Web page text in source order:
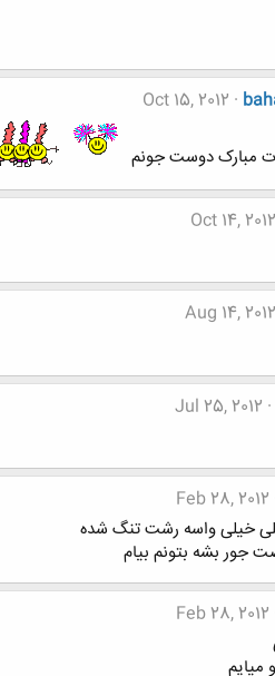
Oct 15, 2012
مبارک دوست جونم
Oct 14, 2012
Aug 14, 2012
Jul 25, 2012
Feb 28, 2012
خیلی واسه رشت تنگ شده
جور بشه بتونم بیام
Feb 28, 2012
میایم